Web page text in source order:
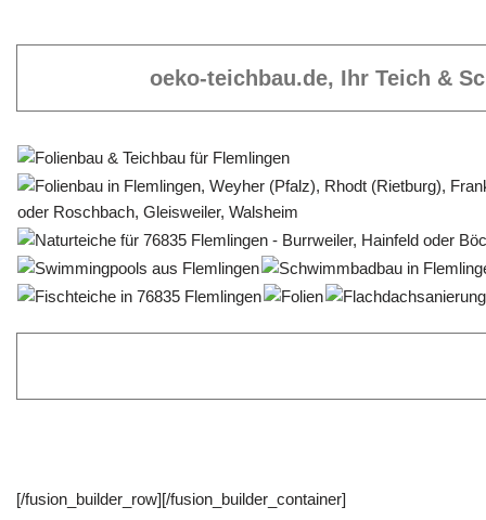
oeko-teichbau.de, Ihr Teich &
[/fusion_builder_row][/fusion_builder_container]